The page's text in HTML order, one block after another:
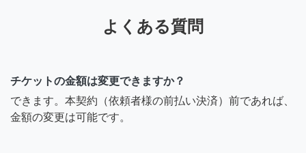
よくある質問
チケットの金額は変更できますか？
できます。本契約（依頼者様の前払い決済）前であれば、
金額の変更は可能です。